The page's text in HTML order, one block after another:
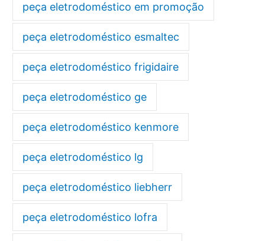
peça eletrodoméstico em promoção
peça eletrodoméstico esmaltec
peça eletrodoméstico frigidaire
peça eletrodoméstico ge
peça eletrodoméstico kenmore
peça eletrodoméstico lg
peça eletrodoméstico liebherr
peça eletrodoméstico lofra